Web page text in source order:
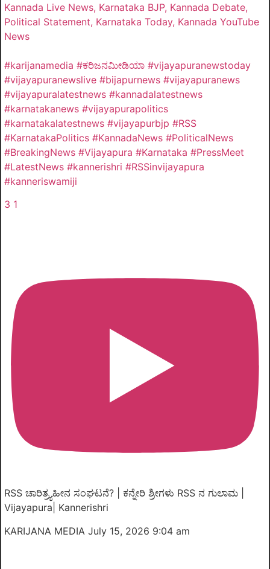
Kannada Live News, Karnataka BJP, Kannada Debate,
Political Statement, Karnataka Today, Kannada YouTube
News
#karijanamedia #ಕರಿಜನಮೀಡಿಯಾ #vijayapuranewstoday
#vijayapuranewslive #bijapurnews #vijayapuranews
#vijayapuralatestnews #kannadalatestnews
#karnatakanews #vijayapurapolitics
#karnatakalatestnews #vijayapurbjp #RSS
#KarnatakaPolitics #KannadaNews #PoliticalNews
#BreakingNews #Vijayapura #Karnataka #PressMeet
#LatestNews #kannerishri #RSSinvijayapura
#kanneriswamiji
3 1
RSS ಚಾರಿತ್ರ್ಯಹೀನ ಸಂಘಟನೆ? | ಕನ್ನೇರಿ ಶ್ರೀಗಳು RSS ನ ಗುಲಾಮ |
Vijayapura| Kannerishri
KARIJANA MEDIA July 15, 2026 9:04 am